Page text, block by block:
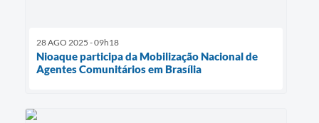
28 AGO 2025 - 09h18
Nioaque participa da Mobilização Nacional de
Agentes Comunitários em Brasília